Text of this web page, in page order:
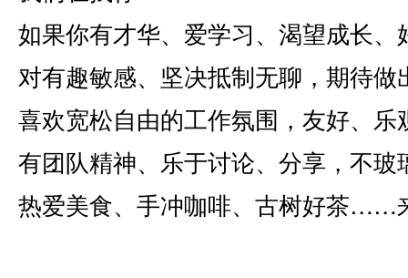
如果你有才华、爱学习、渴望成长、
对有趣敏感、坚决抵制无聊，期待
喜欢宽松自由的工作氛围，友好、乐
有团队精神、乐于讨论、分享，不玻
热爱美食、手冲咖啡、古树好茶……